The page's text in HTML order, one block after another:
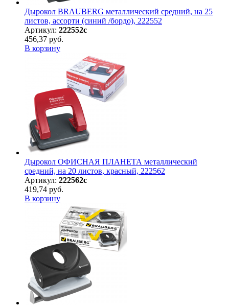
Дырокол BRAUBERG металлический средний, на 25
листов, ассорти (синий /бордо), 222552
Артикул: 222552с
456,37 руб.
В корзину
Дырокол ОФИСНАЯ ПЛАНЕТА металлический
средний, на 20 листов, красный, 222562
Артикул: 222562с
419,74 руб.
В корзину